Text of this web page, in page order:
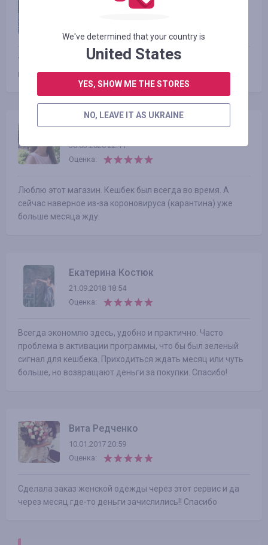
Уже не первый раз заказываю в этом магазине. Всегда
приходит кешбек. Спасибо
Лилия Смолинская
30.03.2020 22:11
Оценка:
Люблю этот магазин. Кешбек был всегда во время. А
сейчас наверное из-за короновируса (карантина) уже
больше месяца жду.
Екатерина Костюк
21.09.2018 18:54
Оценка:
Всегда экономлю здесь, удобно и практично. Часто
проблема в активации программы, что бы был зеленый
сигнал для кешбека. Приходиться ждать месяц или чуть
больше, но возвращают деньги за покупки. Спасибо!
Вита Редченко
10.01.2017 20:59
Оценка:
Сделала заказ женской одежды через этот сервис и да
через месяц где-то деньги зачислились!! Спасибо
We've determined that your country is
United States
YES, SHOW ME THE STORES
NO, LEAVE IT AS UKRAINE